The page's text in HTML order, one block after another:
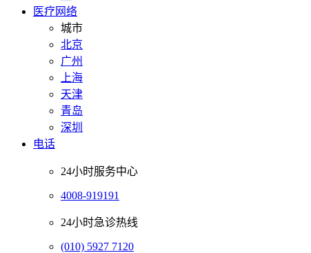
医疗网络
城市
北京
广州
上海
天津
青岛
深圳
电话
24小时服务中心
4008-919191
24小时急诊热线
(010) 5927 7120